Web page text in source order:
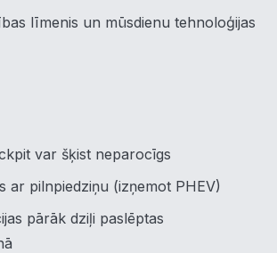
līmenis un mūsdienu tehnoloģijas
var šķist neparocīgs
ar pilnpiedziņu (izņemot PHEV)
pārāk dziļi paslēptas